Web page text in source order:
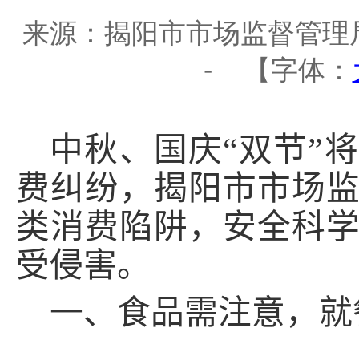
来源：揭阳市市场监督管理
-
【字体：
中秋、国庆“双节”
费纠纷， 揭阳 市市场
类消费陷阱，安全科
受侵害。
一、食品需注意，